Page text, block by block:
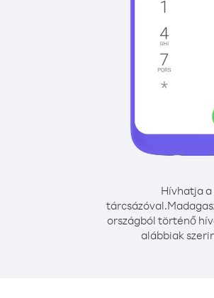
Hívhatja
tárcsázóval.
országból történő
alábbiak